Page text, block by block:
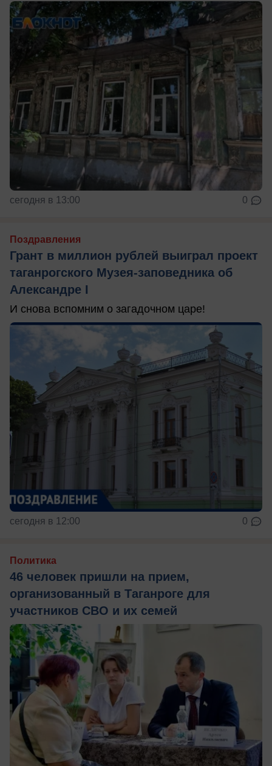
сегодня в 13:00 0
Поздравления
Грант в миллион рублей выиграл проект
таганрогского Музея-заповедника об
Александре I
И снова вспомним о загадочном царе!
сегодня в 12:00 0
Политика
46 человек пришли на прием,
организованный в Таганроге для
участников СВО и их семей